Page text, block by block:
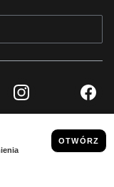
Instagram
PRAWA ZASTRZEŻONE
I DANE PRAWNE